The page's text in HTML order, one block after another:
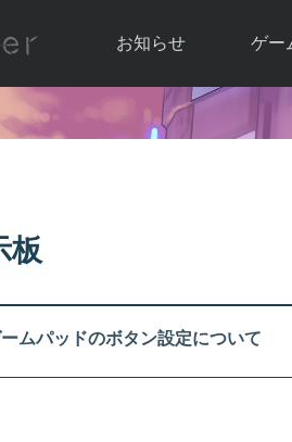
お知らせ
お知らせ一覧
ゲー
ソウ
アップ
板
ムパッドのボタン設定について